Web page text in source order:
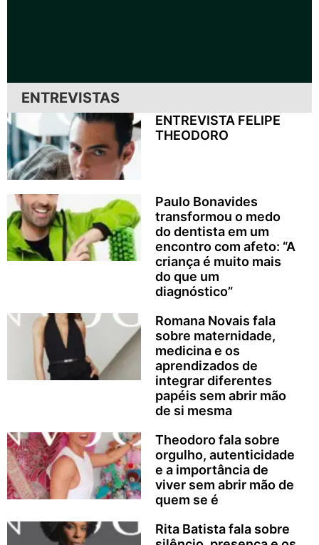
ENTREVISTAS
ENTREVISTA FELIPE
THEODORO
Paulo Bonavides
transformou o medo
do dentista em um
encontro com afeto: “A
criança é muito mais
do que um
diagnóstico”
Romana Novais fala
sobre maternidade,
medicina e os
aprendizados de
integrar diferentes
papéis sem abrir mão
de si mesma
Theodoro fala sobre
orgulho, autenticidade
e a importância de
viver sem abrir mão de
quem se é
Rita Batista fala sobre